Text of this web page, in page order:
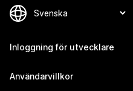
Inloggning för utvecklare
Användarvillkor